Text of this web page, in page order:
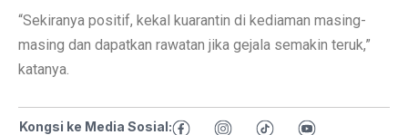
“Sekiranya positif, kekal kuarantin di kediaman masing-
masing dan dapatkan rawatan jika gejala semakin teruk,”
katanya.
Kongsi ke Media Sosial: